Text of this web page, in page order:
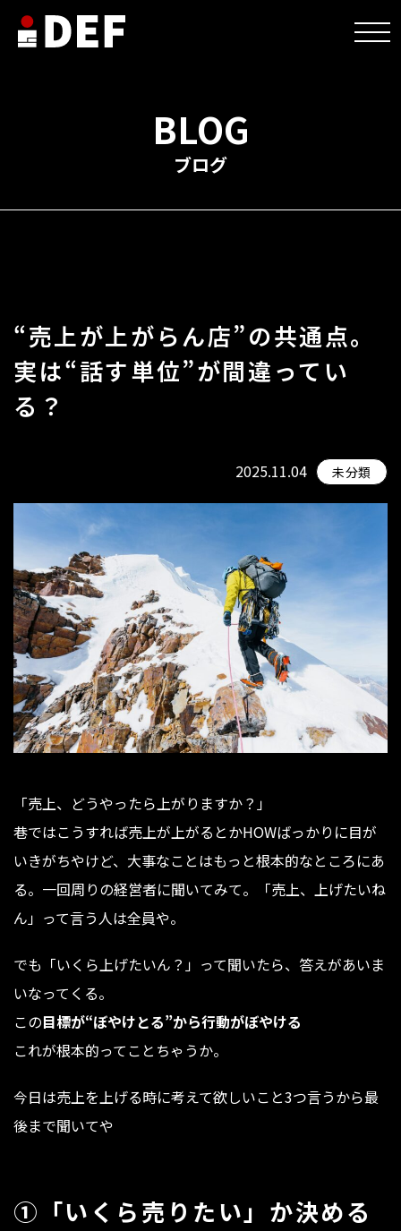
“売上が上がらん店”の共通点。実は“話す単位”が間違っている？
BLOG
ブログ
“売上が上がらん店”の共通点。
実は“話す単位”が間違ってい
る？
2025.11.04 未分類
「売上、どうやったら上がりますか？」
巷ではこうすれば売上が上がるとかHOWばっかりに目が
いきがちやけど、大事なことはもっと根本的なところにあ
る。一回周りの経営者に聞いてみて。「売上、上げたいね
ん」って言う人は全員や。
でも「いくら上げたいん？」って聞いたら、答えがあいま
いなってくる。
この目標が“ぼやけとる”から行動がぼやける
これが根本的ってことちゃうか。
今日は売上を上げる時に考えて欲しいこと3つ言うから最
後まで聞いてや
①「いくら売りたい」か決める